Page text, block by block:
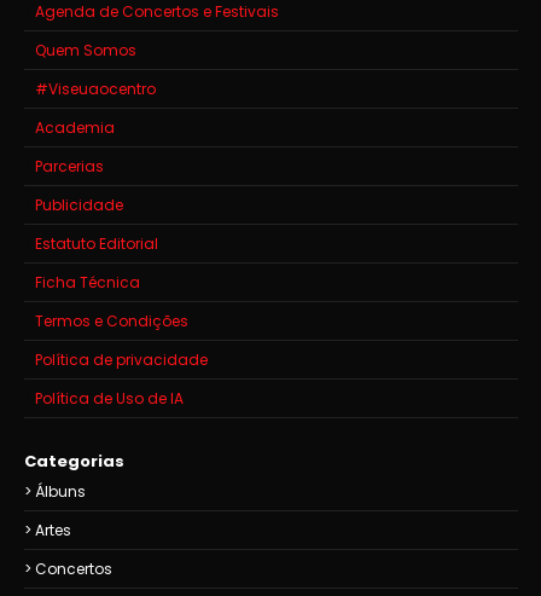
Agenda de Concertos e Festivais
Quem Somos
#Viseuaocentro
Academia
Parcerias
Publicidade
Estatuto Editorial
Ficha Técnica
Termos e Condições
Política de privacidade
Política de Uso de IA
Categorias
Álbuns
Artes
Concertos